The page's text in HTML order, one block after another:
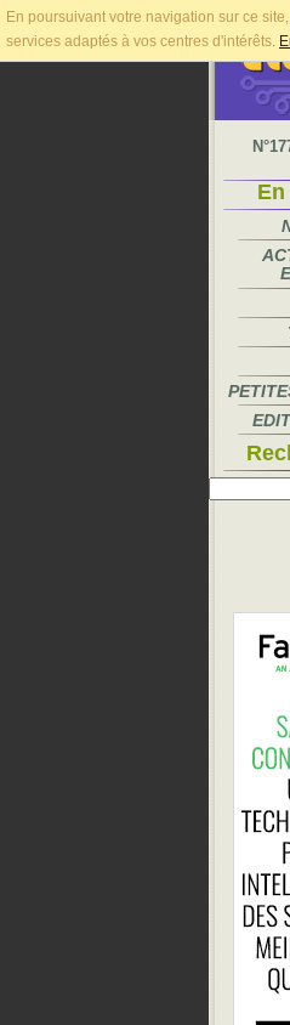
En poursuivant votre navigation sur ce
services adaptés à vos centres d'intérêts.